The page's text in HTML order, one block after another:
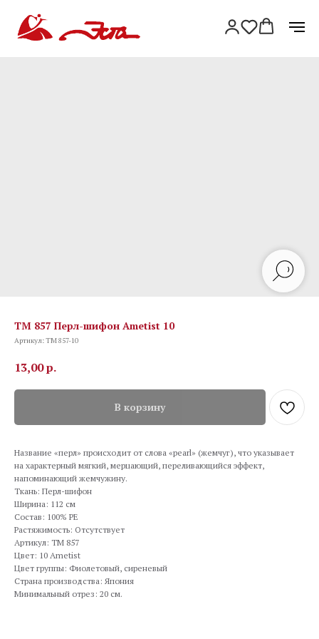
TM 857 Перл-шифон Ametist 10
Артикул:TM 857-10
13,00р.
В корзину
Название «перл» происходит от слова «pearl» (жемчуг), что указывает
на характерный мягкий, мерцающий, переливающийся эффект,
напоминающий жемчужину.
Ткань: Перл-шифон
Ширина: 112 см
Состав: 100% PE
Растяжимость: Отсутствует
Артикул: TM 857
Цвет: 10 Ametist
Цвет группы: Фиолетовый, сиреневый
Страна производства: Япония
Минимальный отрез: 20 см.